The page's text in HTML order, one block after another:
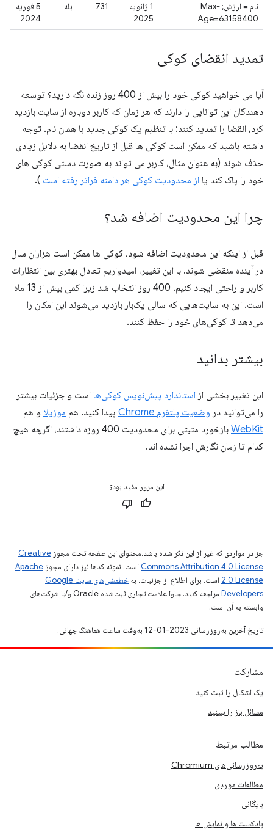
نام = ارزش; Max-
Age=63158400
1 ژانویه
2025
731 بله
5 فوریه
2024
تمدید انقضای کوکی
آیا می خواهید کوکی خود را بیش از 400 روز زنده نگه دارید؟ توسعه
دهندگان این توانایی را دارند که هر زمان که کاربر دوباره از سایت بازدید
کرد، انقضا را تمدید کنند: با تنظیم یک کوکی جدید با همان نام. توجه
داشته باشید که ممکن است کوکی ها قبل از تاریخ انقضا به دلایل زیادی
حذف شوند (به عنوان مثال، کاربر می تواند به صورت دستی کوکی های
خود را پاک کند یا از محدودیت کوکی هر دامنه فراتر رفته است ).
چرا این محدودیت اضافه شد؟
قبل از اینکه این محدودیت اضافه شود، کوکی ها ممکن است هزاران سال
در آینده منقضی شوند. با این تغییر، امیدواریم تعادل بهتری بین انتظارات
کاربر و راحتی ایجاد کنیم. 400 روز انتخاب شد زیرا کمی بیش از 13 ماه
است. این به سایت‌هایی که سالی یک‌بار بازدید می‌شوند این امکان را
می‌دهد تا کوکی‌های خود را حفظ کنند.
بیشتر بدانید
این تغییر بخشی از استاندارد پیش‌نویس کوکی‌ها است و جزئیات بیشتر
را می‌توانید در وضعیت پلتفرم Chrome پیدا کنید. هم موزیلا و هم
WebKit
بازخورد مثبتی برای محدودیت 400 روزه داشتند، اگرچه هیچ
کدام تا زمان نگارش اجرا نشده اند.
این مرور مفید بود؟
جز در مواردی که غیر از این ذکر شده باشد،‌محتوای این صفحه تحت مجوز Creative
Commons Attribution 4.0 License است. نمونه کدها نیز دارای مجوز Apache
2.0 License است. برای اطلاع از جزئیات، به
خطمشی‌های سایت Google
Developers‏
مراجعه کنید. جاوا علامت تجاری ثبت‌شده Oracle و/یا شرکت‌های
وابسته به آن است.
تاریخ آخرین به‌روزرسانی 2023-01-12 به‌وقت ساعت هماهنگ جهانی.
مشارکت
یک اشکال را ثبت کنید
مسائل باز را ببینید
مطالب مرتبط
به‌روزرسانی‌های Chromium
مطالعات موردی
بایگانی
پادکست ها و نمایش ها